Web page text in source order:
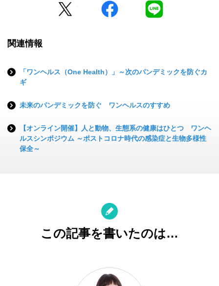
facebook
関連情報
「ワンヘルス（One Health）」～次のパンデミックを防ぐカ
ギ
未来のパンデミックを防ぐ ワンヘルスのすすめ
【オンライン開催】人と動物、生態系の健康はひとつ ワンヘ
ルスシンポジウム ～ポストコロナ時代の感染症と生物多様性
保全～
この記事を書いたのは…